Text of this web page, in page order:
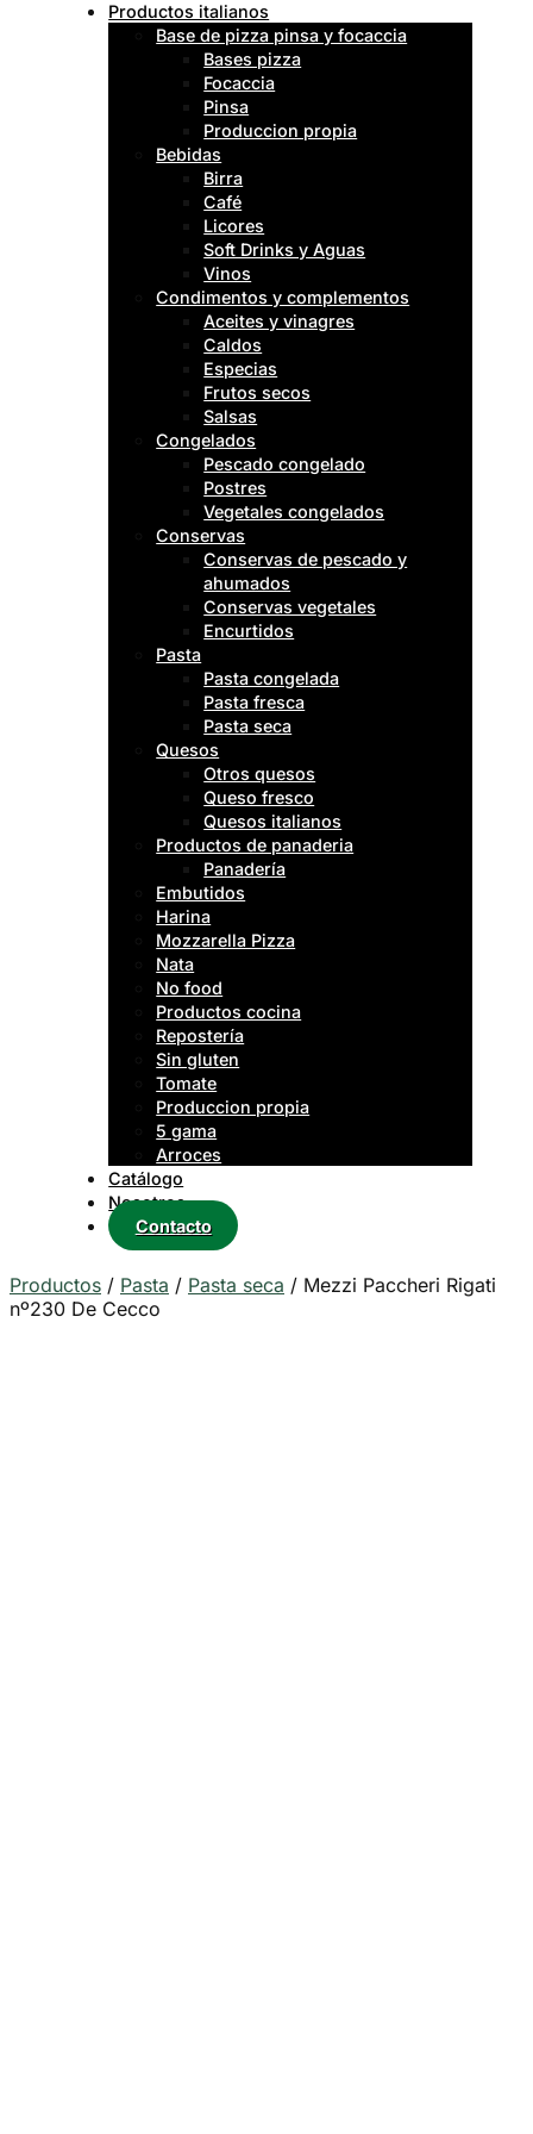
Productos italianos
Base de pizza pinsa y focaccia
Bases pizza
Focaccia
Pinsa
Produccion propia
Bebidas
Birra
Café
Licores
Soft Drinks y Aguas
Vinos
Condimentos y complementos
Aceites y vinagres
Caldos
Especias
Frutos secos
Salsas
Congelados
Pescado congelado
Postres
Vegetales congelados
Conservas
Conservas de pescado y
ahumados
Conservas vegetales
Encurtidos
Pasta
Pasta congelada
Pasta fresca
Pasta seca
Quesos
Otros quesos
Queso fresco
Quesos italianos
Productos de panaderia
Panadería
Embutidos
Harina
Mozzarella Pizza
Nata
No food
Productos cocina
Repostería
Sin gluten
Tomate
Produccion propia
5 gama
Arroces
Catálogo
Nosotros
Contacto
Productos / Pasta / Pasta seca / Mezzi Paccheri Rigati
nº230 De Cecco